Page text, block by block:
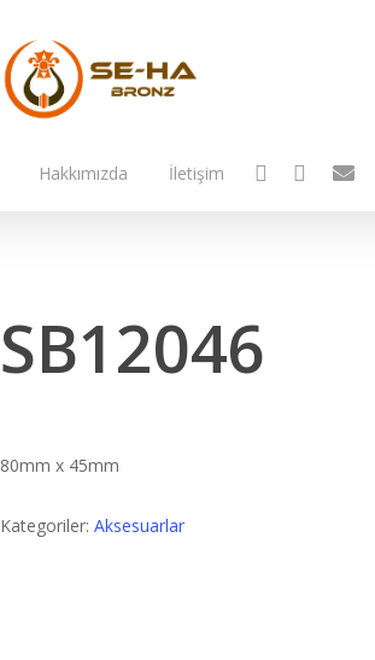
Hakkımızda İletişim facebookinstagram
email
SB12046
80mm x 45mm
Kategoriler: Aksesuarlar